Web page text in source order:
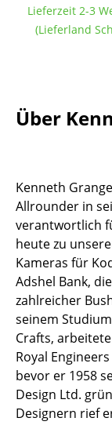
Einzelteile
Wandleuchten
Outdoor-
Akkuleuchten
... alle
Betten
Lieferzeit 2-3
(Lieferland
Über
Kenneth
Allrounder in
verantwortlich
heute zu
Kameras für
Adshel Bank,
zahlreicher
seinem
Crafts,
Royal
bevor er 1958
Design Ltd.
Designern rief